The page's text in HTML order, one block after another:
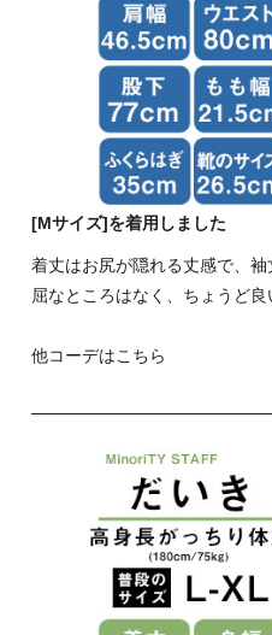
[Mサイズ]を着用しました
着丈はお尻が隠れる丈感で、
屈なところはなく、ちょうど良
他コーデはこちら